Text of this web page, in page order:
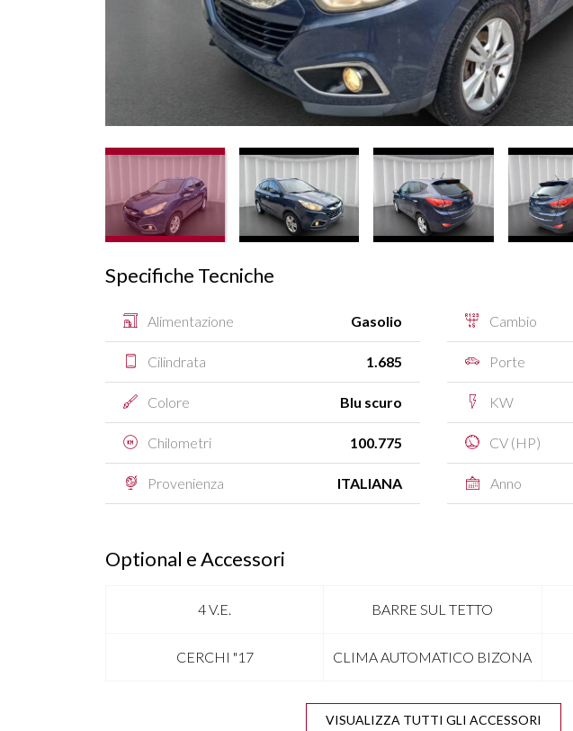
Specifiche Tecniche
Alimentazione Gasolio
Cilindrata 1.685
Colore Blu scuro
Chilometri 100.775
Provenienza ITALIANA
Cambio
Porte
KW
CV (HP)
Anno
Optional e Accessori
4 V.E. BARRE SUL TETTO
CERCHI "17 CLIMA AUTOMATICO BIZONA
CRUISE CONTROL
VISUALIZZA TUTTI GLI ACCESSORI